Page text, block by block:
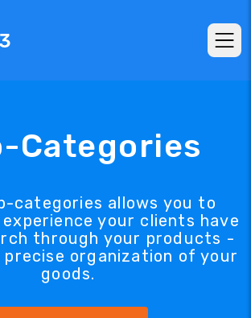
Categories
categories allows you to
your clients have
through your products -
organization of your
goods.